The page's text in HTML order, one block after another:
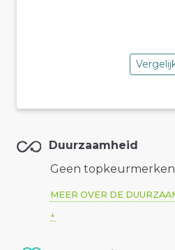
Duurzaamheid
Geen topkeurmerken
MEER OVER DE